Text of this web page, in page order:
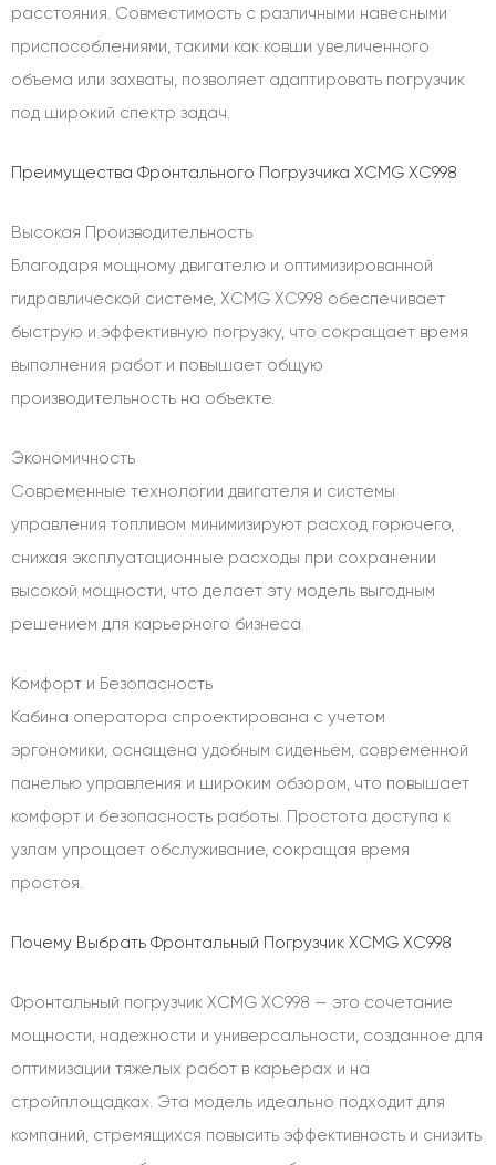
расстояния. Совместимость с различными навесными
приспособлениями, такими как ковши увеличенного
объема или захваты, позволяет адаптировать погрузчик
под широкий спектр задач.
Преимущества Фронтального Погрузчика XCMG XC998
Высокая Производительность
Благодаря мощному двигателю и оптимизированной
гидравлической системе, XCMG XC998 обеспечивает
быструю и эффективную погрузку, что сокращает время
выполнения работ и повышает общую
производительность на объекте.
Экономичность
Современные технологии двигателя и системы
управления топливом минимизируют расход горючего,
снижая эксплуатационные расходы при сохранении
высокой мощности, что делает эту модель выгодным
решением для карьерного бизнеса.
Комфорт и Безопасность
Кабина оператора спроектирована с учетом
эргономики, оснащена удобным сиденьем, современной
панелью управления и широким обзором, что повышает
комфорт и безопасность работы. Простота доступа к
узлам упрощает обслуживание, сокращая время
простоя.
Почему Выбрать Фронтальный Погрузчик XCMG XC998
Фронтальный погрузчик XCMG XC998 — это сочетание
мощности, надежности и универсальности, созданное для
оптимизации тяжелых работ в карьерах и на
стройплощадках. Эта модель идеально подходит для
компаний, стремящихся повысить эффективность и снизить